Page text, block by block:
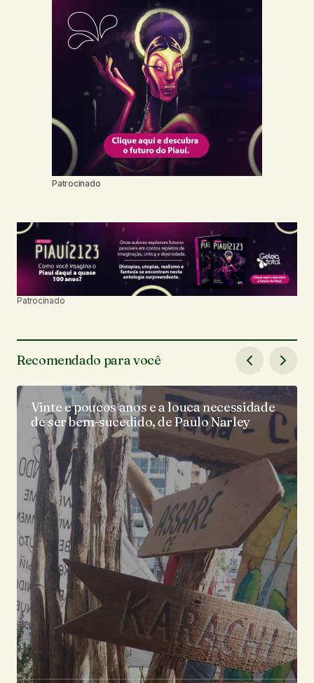
Patrocinado
Patrocinado
Recomendado para você
Vinte e poucos anos e a louca necessidade
de ser bem-sucedido, de Paulo Narley